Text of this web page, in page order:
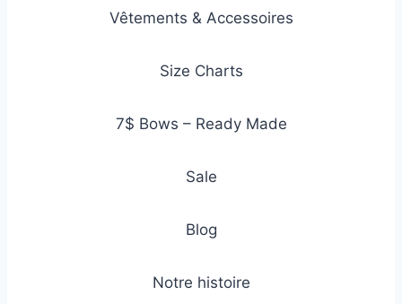
Vêtements & Accessoires
Size Charts
7$ Bows – Ready Made
Sale
Blog
Notre histoire